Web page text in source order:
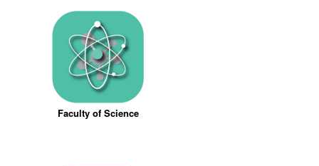
Faculty of Science